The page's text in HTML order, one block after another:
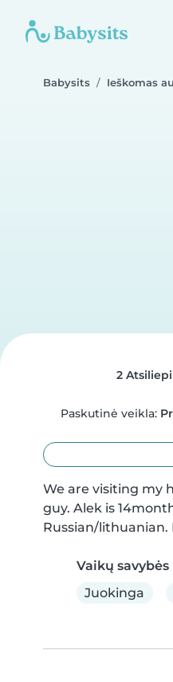
Babysits Ieškomas
2
Paskutinė veikla:
We are visiting my
guy. Alek is
Russian/lithuanian.
Vaikų savybės
Juokinga